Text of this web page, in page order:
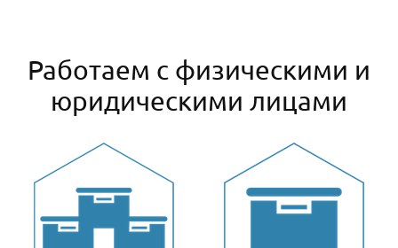
Работаем с физическими и
юридическими лицами